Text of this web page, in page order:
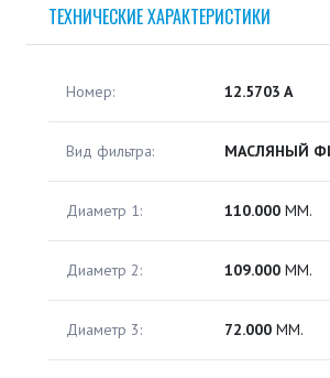
ТЕХНИЧЕСКИЕ ХАРАКТЕРИСТИКИ
Номер: 12.5703 A
Вид фильтра: МАСЛЯНЫЙ
Диаметр 1: 110.000 ММ.
Диаметр 2: 109.000 ММ.
Диаметр 3: 72.000 ММ.